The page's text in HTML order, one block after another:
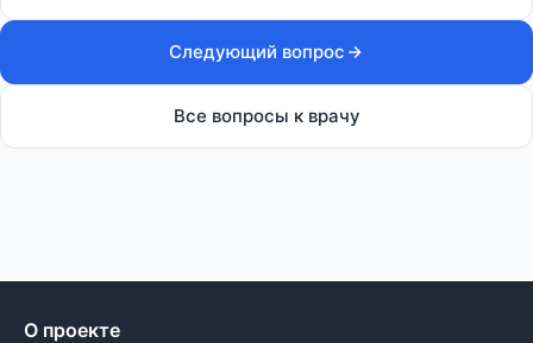
Следующий вопрос
Все вопросы к врачу
О проекте